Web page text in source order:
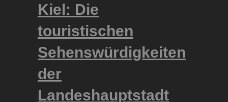
Kiel: Die
touristischen
Sehenswürdigkeiten
der
Landeshauptstadt